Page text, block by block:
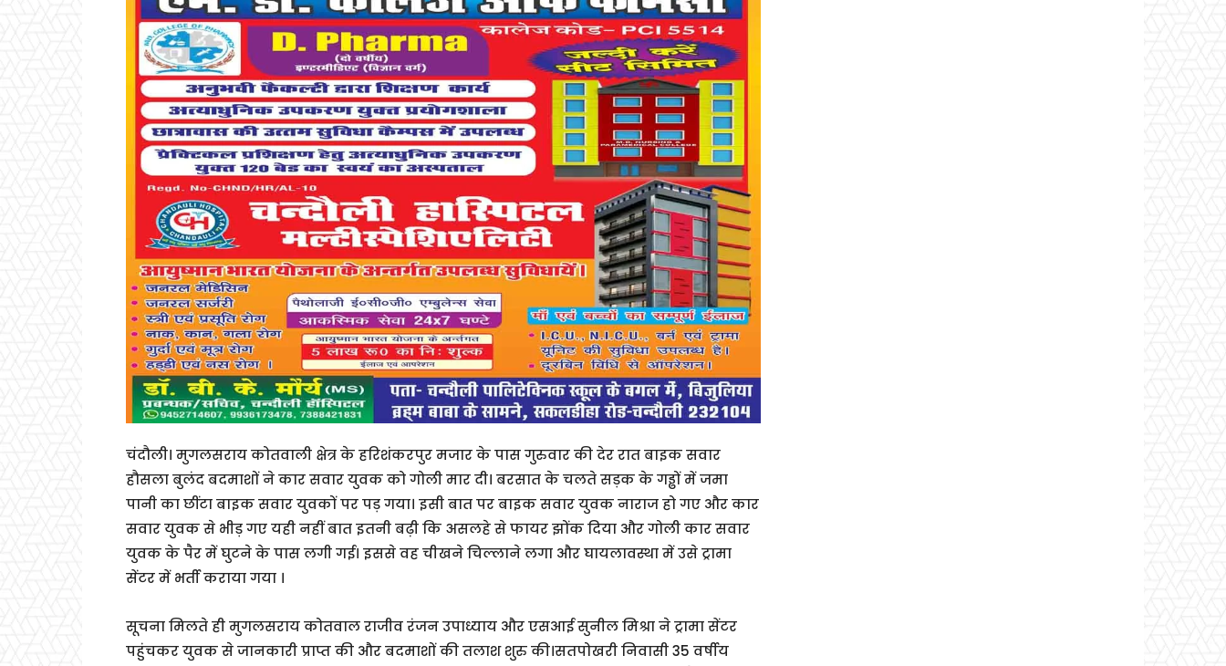
चंदौली। मुगलसराय कोतवाली क्षेत्र के हरिशंकरपुर मजार के पास गुरुवार की देर रात बाइक सवार
हौसला बुलंद बदमाशों ने कार सवार युवक को गोली मार दी। बरसात के चलते सड़क के गड्ढों में जमा
पानी का छींटा बाइक सवार युवकों पर पड़ गया। इसी बात पर बाइक सवार युवक नाराज हो गए और कार
सवार युवक से भीड़ गए यही नहीं बात इतनी बढ़ी कि असलहे से फायर झोंक दिया और गोली कार सवार
युवक के पैर में घुटने के पास लगी गई। इससे वह चीखने चिल्लाने लगा और घायलावस्था में उसे ट्रामा
सेंटर में भर्ती कराया गया ।
सूचना मिलते ही मुगलसराय कोतवाल राजीव रंजन उपाध्याय और एसआई सुनील मिश्रा ने ट्रामा सेंटर
पहुंचकर युवक से जानकारी प्राप्त की और बदमाशों की तलाश शुरु की।सतपोखरी निवासी 35 वर्षीय